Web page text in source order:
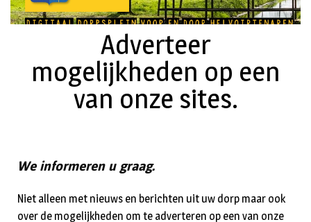
Adverteer
mogelijkheden op een
van onze sites.
We informeren u graag.
Niet alleen met nieuws en berichten uit uw dorp maar ook
over de mogelijkheden om te adverteren op een van onze